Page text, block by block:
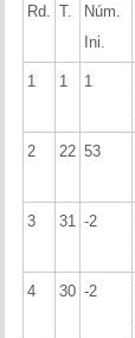
Rd. T.
Núm.
Ini.
1 1 1
2 22 53
3 31 -2
4 30 -2